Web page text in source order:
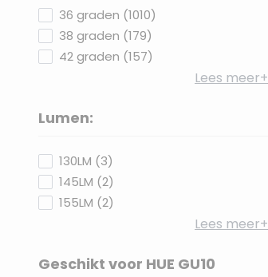
36 graden (1010products available
)
38 graden (179products available
)
42 graden (157products available
)
Lees meer+
Lumen:
130LM (3products available
)
145LM (2products available
)
155LM (2products available
)
Lees meer+
Geschikt voor HUE GU10